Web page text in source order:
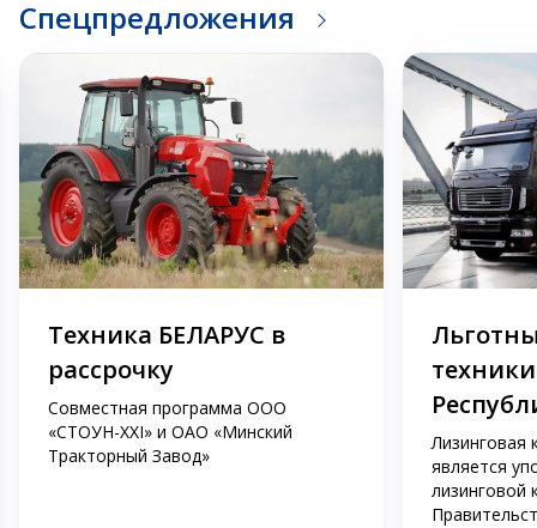
Спецпредложения
Техника БЕЛАРУС в
рассрочку
Совместная программа ООО
«СТОУН-XXI» и ОАО «Минский
Тракторный Завод»
Лизинговая
является
лизинговой